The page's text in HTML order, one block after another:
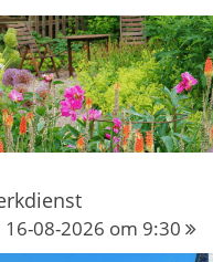
16-08-2026 om 9:30